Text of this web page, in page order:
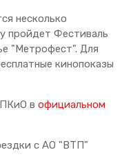
несколько
пройдет Фестиваль
"Метрофест". Для
кинопоказы
в официальном
с АО "ВТП"